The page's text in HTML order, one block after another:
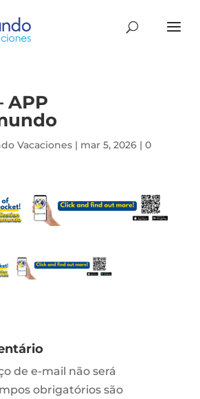
APP
Vacaciones| mar 5, 2026| 0
de e-mail não será
obrigatórios são